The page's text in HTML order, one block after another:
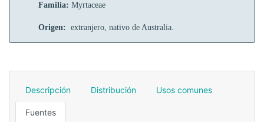
Familia: Myrtaceae
Origen: extranjero, nativo de Australia.
Descripción Distribución Usos comunes
Fuentes